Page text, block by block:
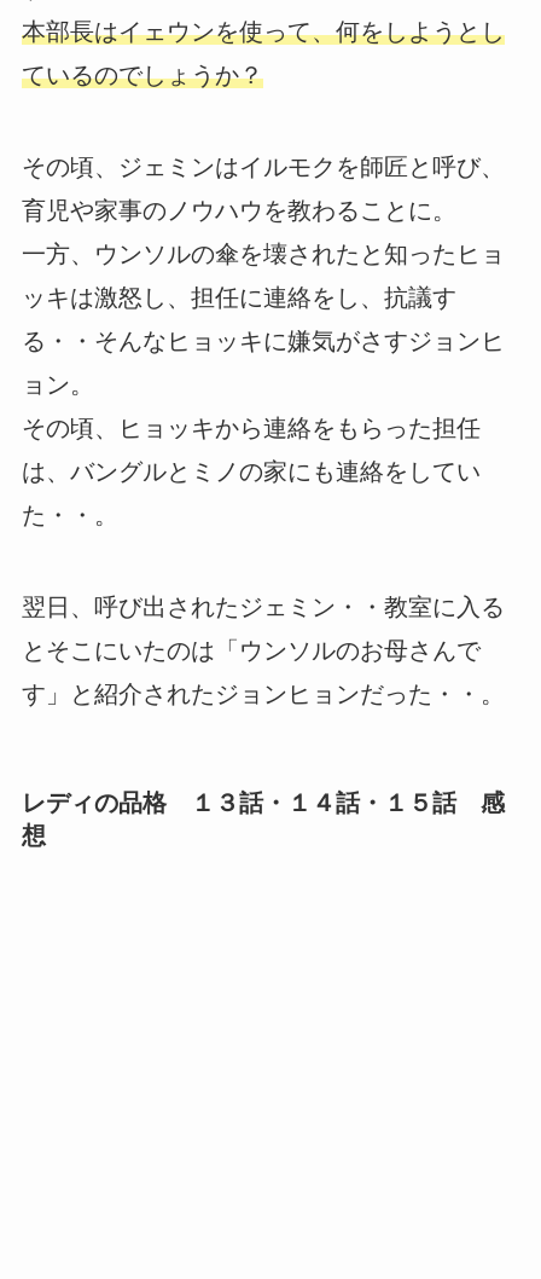
本部長はイェウンを使って、何をしようとし
ているのでしょうか？
その頃、ジェミンはイルモクを師匠と呼び、
育児や家事のノウハウを教わることに。
一方、ウンソルの傘を壊されたと知ったヒョ
ッキは激怒し、担任に連絡をし、抗議す
る・・そんなヒョッキに嫌気がさすジョンヒ
ョン。
その頃、ヒョッキから連絡をもらった担任
は、バングルとミノの家にも連絡をしてい
た・・。
翌日、呼び出されたジェミン・・教室に入る
とそこにいたのは「ウンソルのお母さんで
す」と紹介されたジョンヒョンだった・・。
レディの品格 １３話・１４話・１５話 感
想